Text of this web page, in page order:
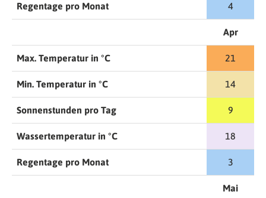
Regentage pro Monat 4
Apr
Max. Temperatur in °C 21
Min. Temperatur in °C 14
Sonnenstunden pro Tag 9
Wassertemperatur in °C 18
Regentage pro Monat 3
Mai